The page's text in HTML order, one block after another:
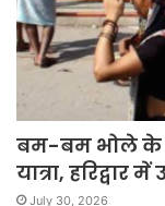
बम-बम भोले के
यात्रा,
July 30, 2026